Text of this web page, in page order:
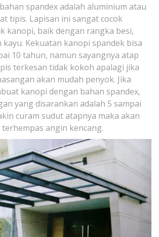
spandex adalah aluminium atau
tipis. Lapisan ini sangat cocok
kanopi, baik dengan rangka besi,
kayu. Kekuatan kanopi spandek bisa
10 tahun, namun sayangnya atap
terkesan tidak kokoh apalagi jika
akan mudah penyok. Jika
kanopi dengan bahan spandex,
yang disarankan adalah 5 sampai
curam sudut atapnya maka akan
angin kencang.